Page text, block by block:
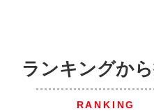
ランキングか
RANKING